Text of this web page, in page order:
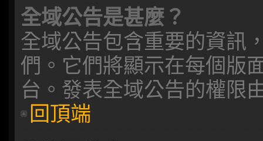
全域公告是甚麼？
全域公告包含重要的資訊
們。它們將顯示在每個版
台。發表全域公告的權限
回頂端